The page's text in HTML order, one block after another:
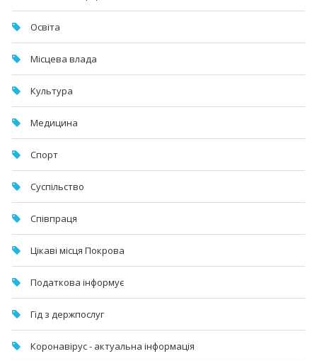
Освіта
Місцева влада
Культура
Медицина
Спорт
Суспільство
Співпраця
Цікаві місця Покрова
Податкова інформує
Гід з держпослуг
Коронавірус - актуальна інформація